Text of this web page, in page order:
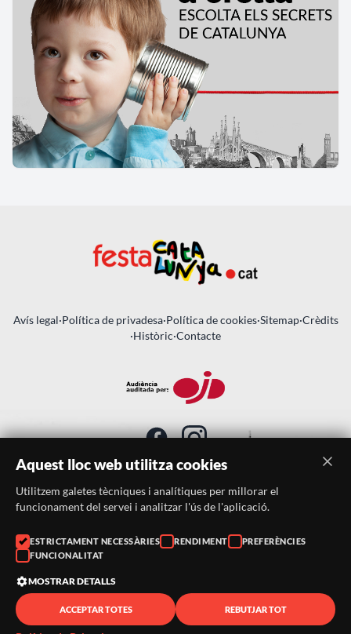
Avís legal·Política de privadesa·Política de cookies·Sitemap·Crèdits
·Històric·Contacte
SUBSCRIU-TE AL BUTLLETÍ
Telèfon:
938046359
Correu:
© 2026 ·FestaCatalunya
— Tots els drets reservats · Web
desenvolupada amb ❤️ perCompsaOnline
Aquest lloc web utilitza cookies
Utilitzem galetes tècniques i analítiques per millorar el
funcionament del servei i analitzar l'ús de l'aplicació.
ESTRICTAMENT NECESSÀRIES RENDIMENT
PREFERÈNCIES
FUNCIONALITAT
MOSTRAR DETALLS
ACCEPTAR TOTES REBUTJAR TOT